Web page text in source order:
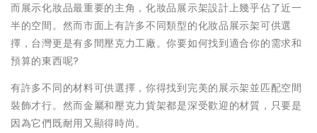
而展示化妝品最重要的主角，化妝品展示架設計上幾乎佔了近一
半的空間。然而市面上有許多不同類型的化妝品展示架可供選
擇，台灣更是有多間壓克力工廠。你要如何找到適合你的需求和
預算的東西呢?
有許多不同的材料可供選擇，你得找到完美的展示架並匹配空間
裝飾才行。然而金屬和壓克力貨架都是深受歡迎的材質，只要是
因為它們既耐用又顯得時尚。